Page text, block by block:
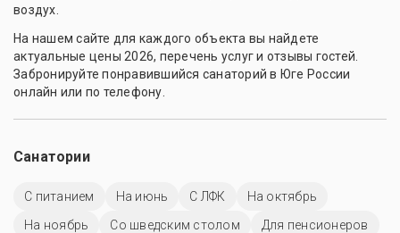
воздух.
На нашем сайте для каждого объекта вы найдете
актуальные цены 2026, перечень услуг и отзывы гостей.
Забронируйте понравившийся санаторий в Юге России
онлайн или по телефону.
Санатории
С питанием На июнь С ЛФК
На октябрь
На ноябрь
Со шведским столом
Для пенсионеров